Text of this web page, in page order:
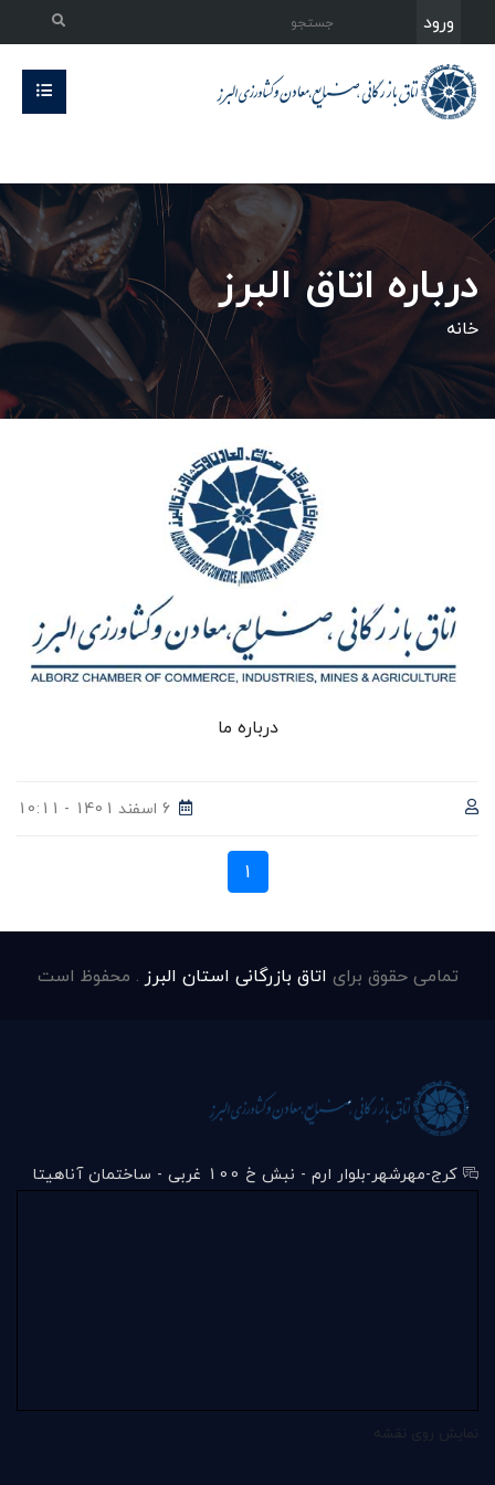
ورود
درباره اتاق البرز
خانه
درباره ما
6 اسفند 1401 - 10:11
1
تمامی حقوق برای اتاق بازرگانی استان البرز . محفوظ است
کرج-مهرشهر-بلوار ارم - نبش خ 100 غربی - ساختمان آناهیتا